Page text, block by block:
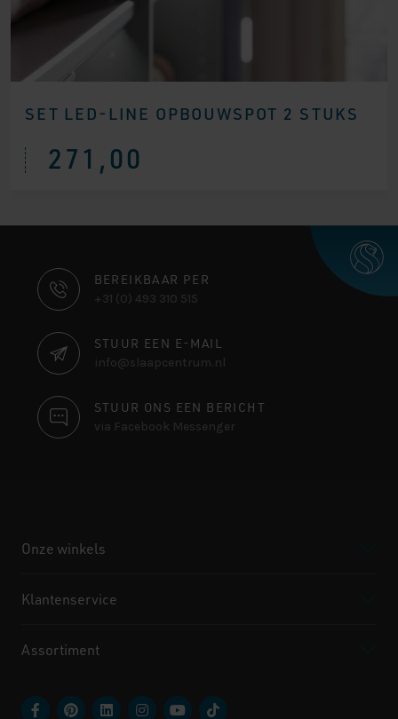
SET LED-LINE OPBOUWSPOT 2 STUKS
271,00
CONTACT
INFORMATIE
BEREIKBAAR PER
+31 (0) 493 310 515
STUUR EEN E-MAIL
info@slaapcentrum.nl
STUUR ONS EEN BERICHT
via Facebook Messenger
Onze winkels
Klantenservice
Assortiment